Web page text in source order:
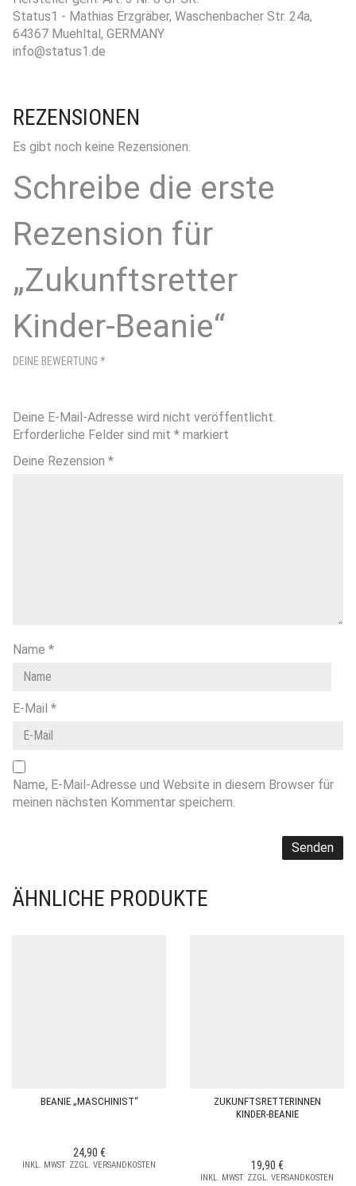
Status1 - Mathias Erzgräber, Waschenbacher Str. 24a,
64367 Muehltal, GERMANY
info@status1.de
REZENSIONEN
Es gibt noch keine Rezensionen.
Schreibe die erste
Rezension für
„Zukunftsretter
Kinder-Beanie“
Deine E-Mail-Adresse wird nicht veröffentlicht.
Erforderliche Felder sind mit * markiert
DEINE BEWERTUNG *
Deine Rezension *
Name *
E-Mail *
Name, E-Mail-Adresse und Website in diesem Browser für
meinen nächsten Kommentar speichern.
ÄHNLICHE PRODUKTE
BEANIE „MASCHINIST“
24,90 €
INKL. MWST. ZZGL. VERSANDKOSTEN
ZUKUNFTSRETTERINNEN
KINDER-BEANIE
19,90 €
INKL. MWST. ZZGL. VERSANDKOSTEN